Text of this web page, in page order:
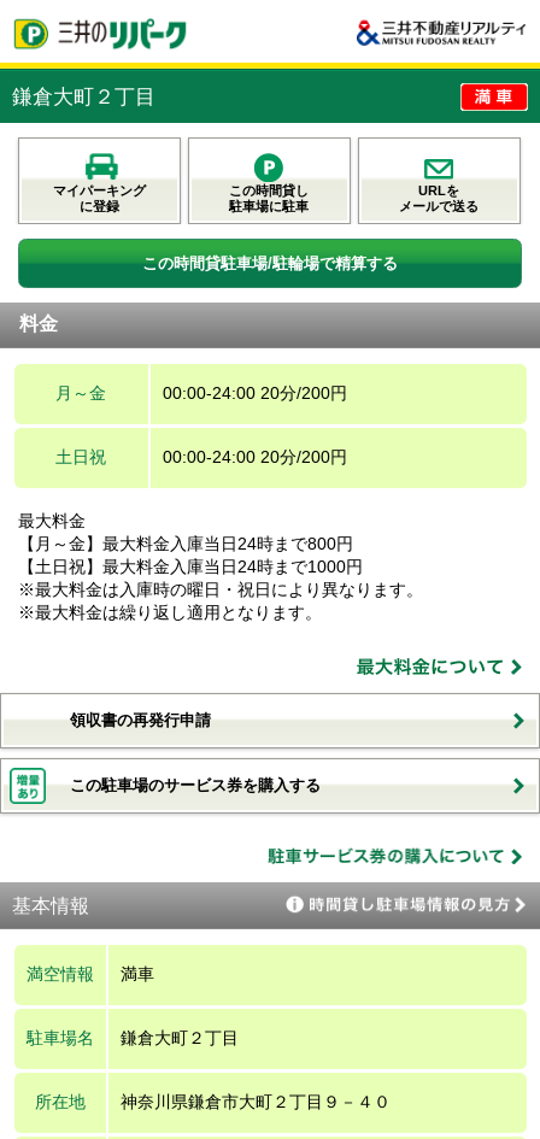
鎌倉大町２丁目
マイパーキング
に登録
この時間貸し
駐車場に駐車
URLを
メールで送る
この時間貸駐車場/駐輪場で精算する
料金
月～金 00:00-24:00 20分/200円
土日祝 00:00-24:00 20分/200円
最大料金
【月～金】最大料金入庫当日24時まで800円
【土日祝】最大料金入庫当日24時まで1000円
※最大料金は入庫時の曜日・祝日により異なります。
※最大料金は繰り返し適用となります。
領収書の再発行申請
この駐車場のサービス券を購入する
基本情報
満空情報 満車
駐車場名 鎌倉大町２丁目
所在地 神奈川県鎌倉市大町２丁目９－４０